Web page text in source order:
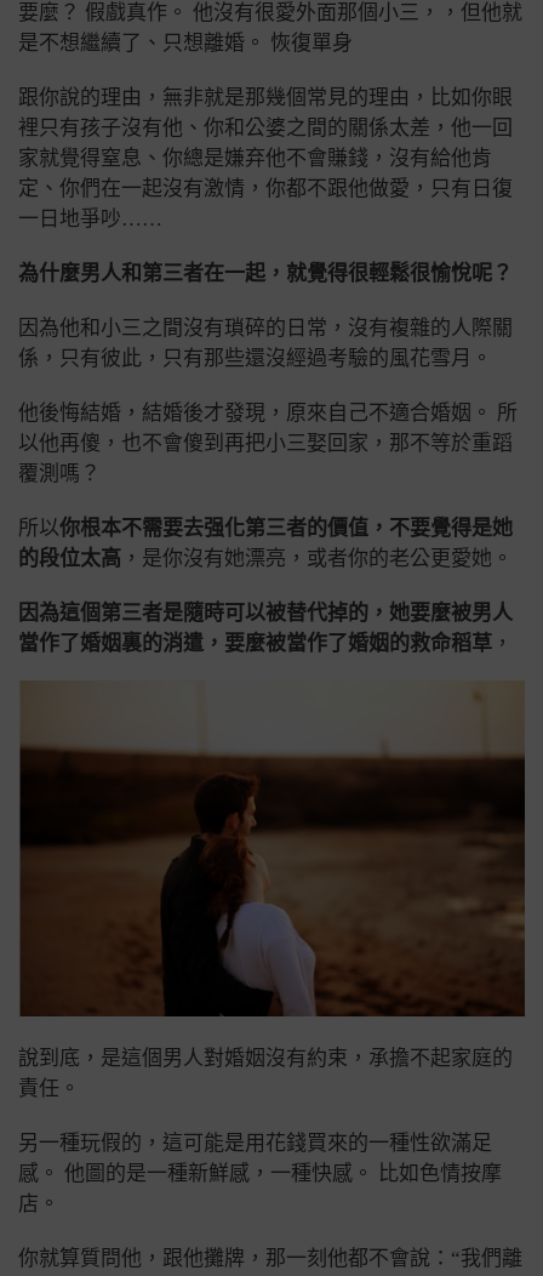
要麼？ 假戲真作。 他沒有很愛外面那個小三，，但他就
是不想繼續了、只想離婚。 恢復單身
跟你說的理由，無非就是那幾個常見的理由，比如你眼
裡只有孩子沒有他、你和公婆之間的關係太差，他一回
家就覺得窒息、你總是嫌弃他不會賺錢，沒有給他肯
定、你們在一起沒有激情，你都不跟他做愛，只有日復
一日地爭吵……
為什麼男人和第三者在一起，就覺得很輕鬆很愉悅呢？
因為他和小三之間沒有瑣碎的日常，沒有複雜的人際關
係，只有彼此，只有那些還沒經過考驗的風花雪月。
他後悔結婚，結婚後才發現，原來自己不適合婚姻。 所
以他再傻，也不會傻到再把小三娶回家，那不等於重蹈
覆測嗎？
所以你根本不需要去强化第三者的價值，不要覺得是她
的段位太高 ，是你沒有她漂亮，或者你的老公更愛她。
因為這個第三者是隨時可以被替代掉的，她要麼被男人
當作了婚姻裏的消遣，要麼被當作了婚姻的救命稻草 ，
說到底，是這個男人對婚姻沒有約束，承擔不起家庭的
責任。
另一種玩假的，這可能是用花錢買來的一種性欲滿足
感。 他圖的是一種新鮮感，一種快感。 比如色情按摩
店。
你就算質問他，跟他攤牌，那一刻他都不會說：“我們離